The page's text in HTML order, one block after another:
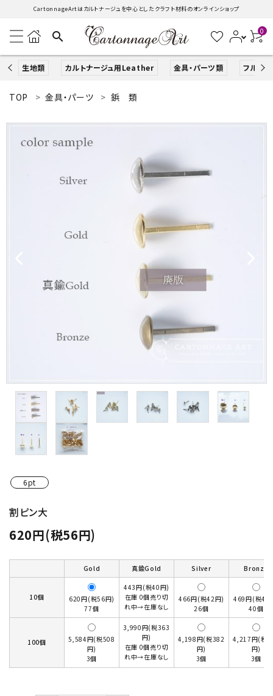
CartonnageArtはカルトナージュを中心としたクラフト材料のオンラインショップ
search 0
生地類 カルトナージュ用Leather 金具・パーツ類 フルキッ
ACCOUNT MENU
新規会員登録
金具・パーツ類
道具類
基本材料
ガイドライン
TOP 金具・パーツ 鋲 類
6pt
割ピン大
620円(税56円)
Gold 真鍮Gold Silver Bronze
10個
620円(税56円)
77個
443円(税40円)
在庫 0個売り切
れ中→在庫なし
466円(税42円)
26個
469円(税43
40個
100個
5,584円(税508
円)
3個
3,990円(税363
円)
在庫 0個売り切
れ中→在庫なし
4,198円(税382
円)
3個
4,217円(税
円)
3個